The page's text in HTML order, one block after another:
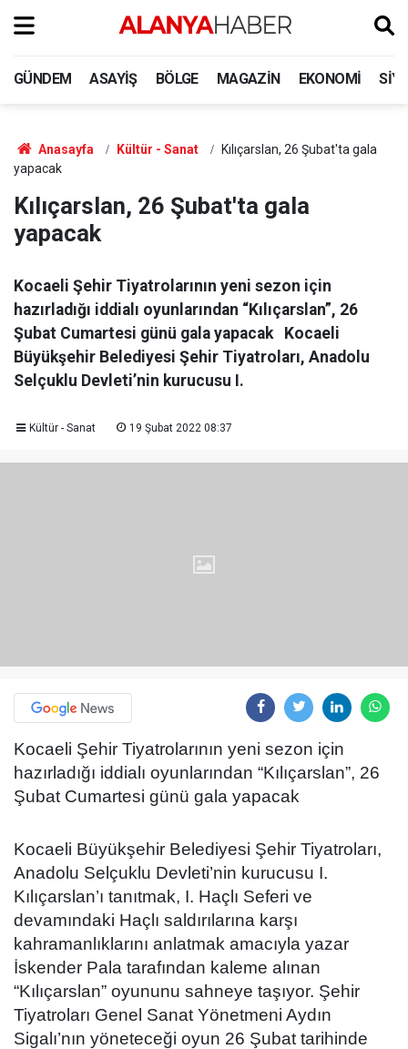
GÜNDEM ASAYIŞ BÖLGE MAGAZIN EKONOMI
Anasayfa Kültür - Sanat
Kılıçarslan, 26 Şubat'ta gala
yapacak
Kılıçarslan, 26 Şubat'ta gala
yapacak
Kocaeli Şehir Tiyatrolarının yeni sezon için
hazırladığı iddialı oyunlarından “Kılıçarslan”, 26
Şubat Cumartesi günü gala yapacak Kocaeli
Büyükşehir Belediyesi Şehir Tiyatroları, Anadolu
Selçuklu Devleti’nin kurucusu I.
Kültür - Sanat 19 Şubat 2022 08:37
Kocaeli Şehir Tiyatrolarının yeni sezon için
hazırladığı iddialı oyunlarından “Kılıçarslan”, 26
Şubat Cumartesi günü gala yapacak
Kocaeli Büyükşehir Belediyesi Şehir Tiyatroları,
Anadolu Selçuklu Devleti’nin kurucusu I.
Kılıçarslan’ı tanıtmak, I. Haçlı Seferi ve
devamındaki Haçlı saldırılarına karşı
kahramanlıklarını anlatmak amacıyla yazar
İskender Pala tarafından kaleme alınan
“Kılıçarslan” oyununu sahneye taşıyor. Şehir
Tiyatroları Genel Sanat Yönetmeni Aydın
Sigalı’nın yöneteceği oyun 26 Şubat tarihinde